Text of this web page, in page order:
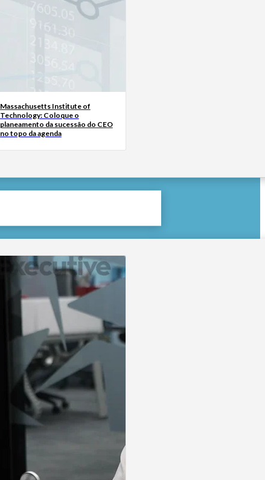
Massachusetts Institute of
Technology: Coloque o
planeamento da sucessão do CEO
no topo da agenda